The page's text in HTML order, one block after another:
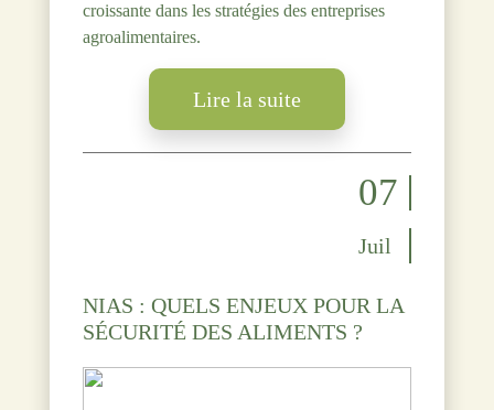
croissante dans les stratégies des entreprises
agroalimentaires.
Lire la suite
07
Juil
NIAS : QUELS ENJEUX POUR LA
SÉCURITÉ DES ALIMENTS ?